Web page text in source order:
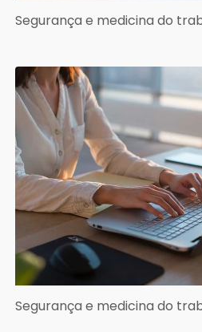
Segurança e medicina do
Segurança e medicina do